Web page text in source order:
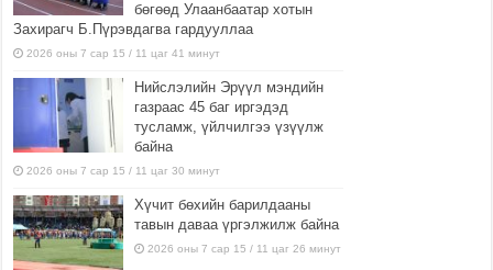
бөгөөд Улаанбаатар хотын
Захирагч Б.Пүрэвдагва гардууллаа
2026 оны 7 сар 15 / 11 цаг 41 минут
Нийслэлийн Эрүүл мэндийн
газраас 45 баг иргэдэд
тусламж, үйлчилгээ үзүүлж
байна
2026 оны 7 сар 15 / 11 цаг 30 минут
Хүчит бөхийн барилдааны
тавын даваа үргэлжилж байна
2026 оны 7 сар 15 / 11 цаг 26 минут